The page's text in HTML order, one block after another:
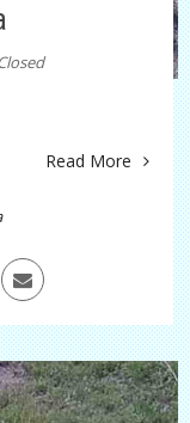
Read More